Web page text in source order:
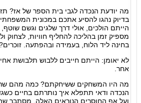
מה יודעת הנכדה לגבי בית הספר של אז?
בדיוק נהגו להסיע אתכם במכונית
הייתם הולכים, אולי דרך שלגים וגשם
מספיק זמן בהליכה להחליף חוויות, לצחוק
בחינה ליד הלוח, בעמידה ובהפתעה.
לא יאומן: הייתם חייבים ללבוש תלבושת
אחר.
מה היו המשחקים ששיחקתם? כמה מהם
הנכדה ודאי תתפלא איך נותרתם בחיים
ועל אף החוסרים הנוראים האלה, מסתבר